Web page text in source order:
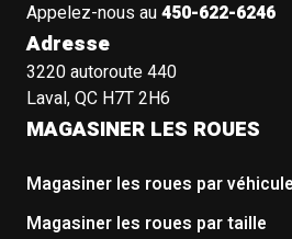
Appelez-nous au450-622-6246
Adresse
3220 autoroute 440
Laval, QC H7T 2H6
MAGASINER LES ROUES
Magasiner les roues par véhicule
Magasiner les roues par taille